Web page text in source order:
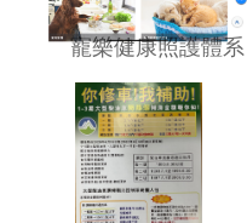
寵樂健康照護體系